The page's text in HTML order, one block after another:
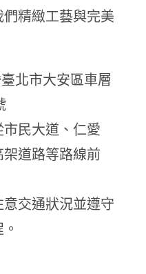
精緻工藝與完美
北市大安區車層
市民大道、仁愛
道路等路線前
意交通狀況並遵守